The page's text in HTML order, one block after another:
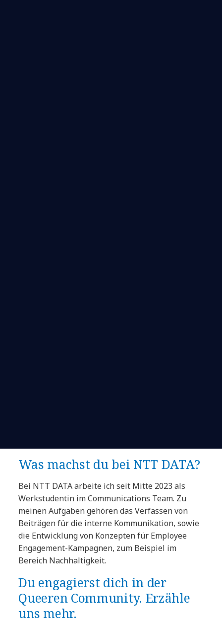
Was machst du bei NTT DATA?
Bei NTT DATA arbeite ich seit Mitte 2023 als
Werkstudentin im Communications Team. Zu
meinen Aufgaben gehören das Verfassen von
Beiträgen für die interne Kommunikation, sowie
die Entwicklung von Konzepten für Employee
Engagement-Kampagnen, zum Beispiel im
Bereich Nachhaltigkeit.
Du engagierst dich in der
Queeren Community. Erzähle
uns mehr.